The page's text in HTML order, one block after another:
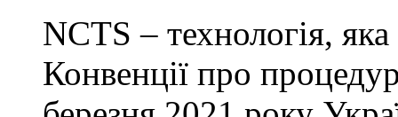
NCTS – технологія,
Конвенції про